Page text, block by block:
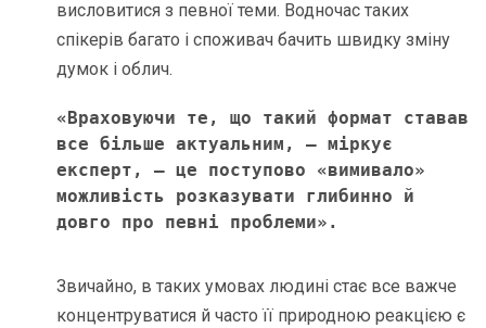
висловитися з певної теми. Водночас таких
спікерів багато і споживач бачить швидку зміну
думок і облич.
«Враховуючи те, що такий формат ставав
все більше актуальним, – міркує
експерт, – це поступово «вимивало»
можливість розказувати глибинно й
довго про певні проблеми».
Звичайно, в таких умовах людині стає все важче
концентруватися й часто її природною реакцією є